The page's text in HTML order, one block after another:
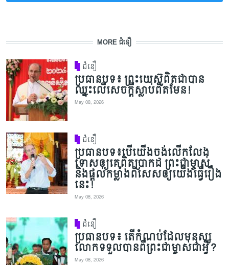
MORE ជំនឿ
ជំនឿ
ប្រធានបទ៖ ព្រះយេស៊ូពិតជាបាន
ឈ្នះលើសេចក្តីស្លាប់ពិតមែន!
May 08, 2026
ជំនឿ
ប្រធានបទ៖បើយើងចង់លើកលែង
ទោសឲ្យគេពិតប្រាកដ ព្រះជាម្ចាស់
និងផ្តល់កម្លាំងពិសេសឲ្យយើងធ្វើរឿង
នេះ!
May 08, 2026
ជំនឿ
ប្រធានបទ៖ តើកំណប់ដែលមនុស្ស
លោកទទួលបានពីព្រះជាម្ចាស់ជាអ្វី?
May 08, 2026